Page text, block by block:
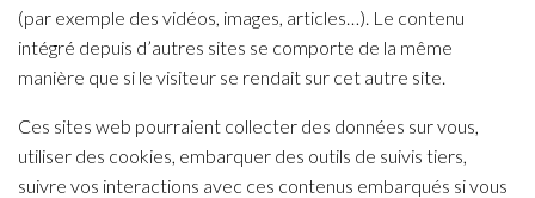
(par exemple des vidéos, images, articles…). Le contenu
intégré depuis d’autres sites se comporte de la même
manière que si le visiteur se rendait sur cet autre site.
Ces sites web pourraient collecter des données sur vous,
utiliser des cookies, embarquer des outils de suivis tiers,
suivre vos interactions avec ces contenus embarqués si vous